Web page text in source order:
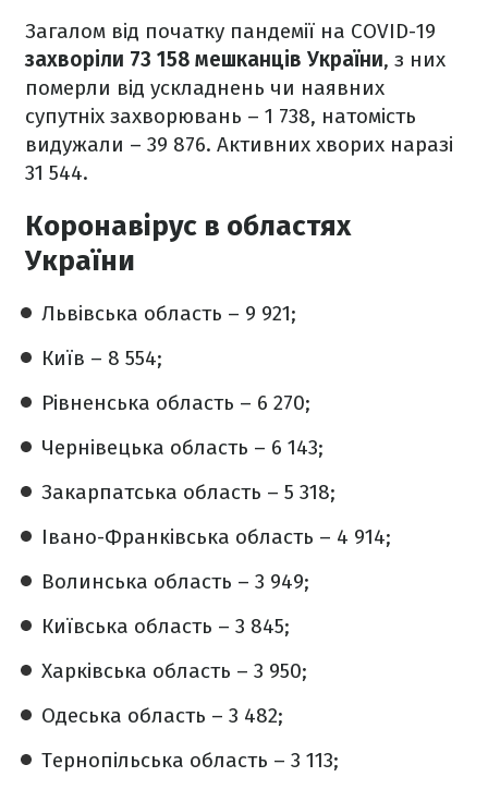
Загалом від початку пандемії на COVID-19
захворіли 73 158 мешканців України, з них
померли від ускладнень чи наявних
супутніх захворювань – 1 738, натомість
видужали – 39 876. Активних хворих наразі
31 544.
Коронавірус в областях
України
Львівська область – 9 921;
Київ – 8 554;
Рівненська область – 6 270;
Чернівецька область – 6 143;
Закарпатська область – 5 318;
Івано-Франківська область – 4 914;
Волинська область – 3 949;
Київська область – 3 845;
Харківська область – 3 950;
Одеська область – 3 482;
Тернопільська область – 3 113;